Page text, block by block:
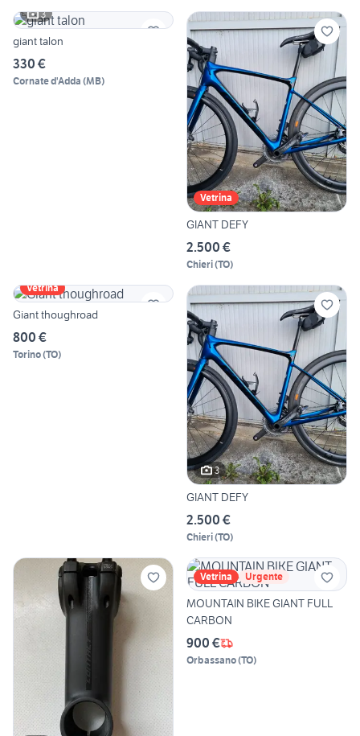
3
giant talon
330 €
Cornate d'Adda (MB)
Vetrina
GIANT DEFY
2.500 €
Chieri(TO)
Vetrina
Giant thoughroad
800 €
Torino(TO)
3
GIANT DEFY
2.500 €
Chieri(TO)
Vetrina Urgente
MOUNTAIN BIKE GIANT FULL
CARBON
900 €
Orbassano(TO)